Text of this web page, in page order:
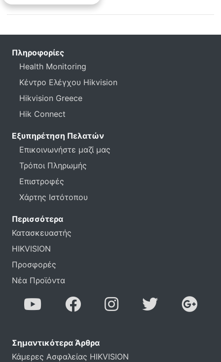
Πληροφορίες
Health Monitoring
Κέντρο Ελέγχου Hikvision
Hikvision Greece
Hik Connect
Εξυπηρέτηση Πελατών
Επικοινωνήστε μαζί μας
Τρόποι Πληρωμής
Επιστροφές
Χάρτης Ιστότοπου
Περισσότερα
Κατασκευαστής
HIKVISION
Προσφορές
Νέα Προϊόντα
Σημαντικότερα Άρθρα
Κάμερες Ασφαλείας HIKVISION